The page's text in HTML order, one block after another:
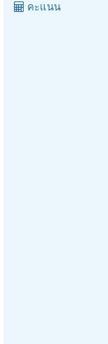
คะแนน